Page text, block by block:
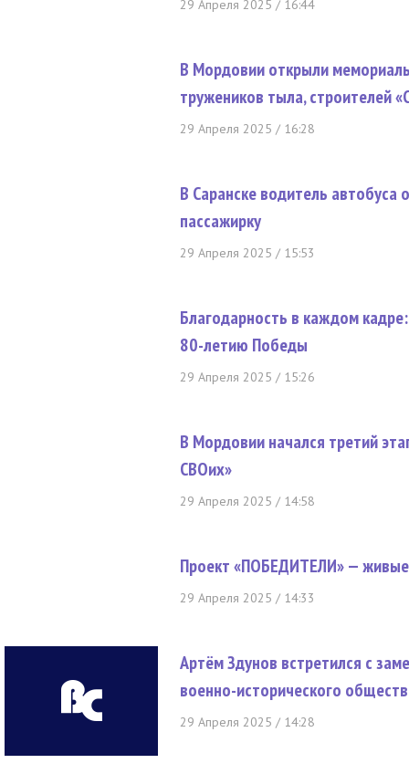
29 Апреля 2025 / 16:44
В Мордовии открыли
тружеников тыла, строителей
29 Апреля 2025 / 16:28
В Саранске водитель
пассажирку
29 Апреля 2025 / 15:53
Благодарность в каждом
80-летию Победы
29 Апреля 2025 / 15:26
В Мордовии начался третий
СВОих»
29 Апреля 2025 / 14:58
Проект «ПОБЕДИТЕЛИ» —
29 Апреля 2025 / 14:33
Артём Здунов встретился с
военно-исторического
29 Апреля 2025 / 14:28